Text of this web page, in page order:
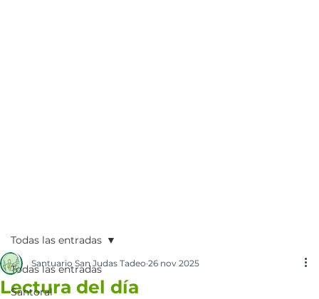
Todas las entradas
Santoral
Todas las entradas
Lectura del día
Santuario San Judas Tadeo 26 nov 2025